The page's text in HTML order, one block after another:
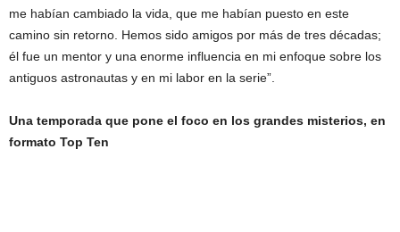
me habían cambiado la vida, que me habían puesto en este
camino sin retorno. Hemos sido amigos por más de tres décadas;
él fue un mentor y una enorme influencia en mi enfoque sobre los
antiguos astronautas y en mi labor en la serie”.
Una temporada que pone el foco en los grandes misterios, en
formato Top Ten